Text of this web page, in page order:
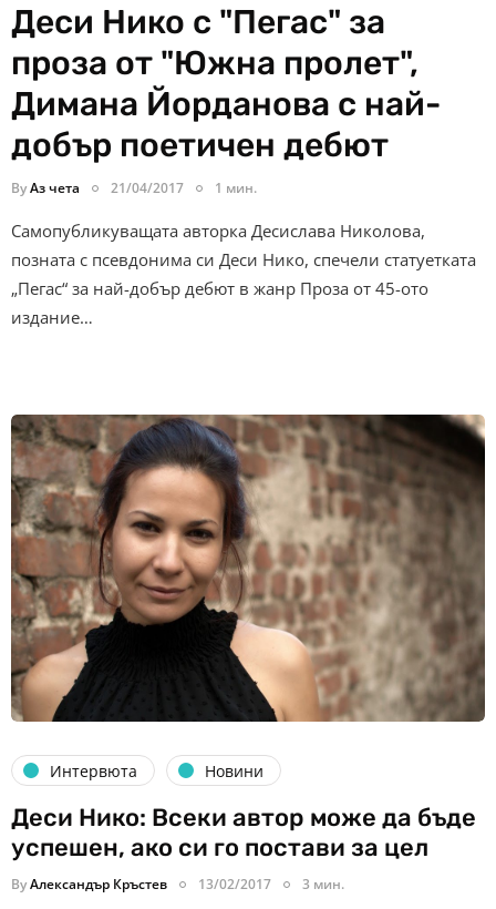
Деси Нико с "Пегас" за
проза от "Южна пролет",
Димана Йорданова с най-
добър поетичен дебют
ByАз чета 21/04/2017 1 мин.
Самопубликуващата авторка Десислава Николова,
позната с псевдонима си Деси Нико, спечели статуетката
„Пегас“ за най-добър дебют в жанр Проза от 45-ото
издание…
Интервюта Новини
Деси Нико: Всеки автор може да бъде
успешен, ако си го постави за цел
ByАлександър Кръстев 13/02/2017 3 мин.